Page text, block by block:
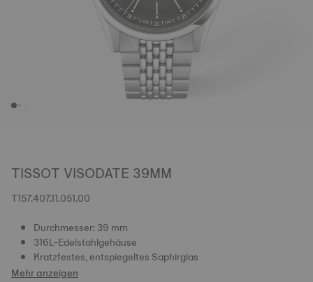
TISSOT VISODATE 39MM
T157.407.11.051.00
Durchmesser: 39 mm
316L-Edelstahlgehäuse
Kratzfestes, entspiegeltes Saphirglas
Mehr anzeigen